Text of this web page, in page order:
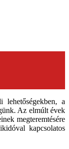
lehetőségekben, a
Az elmúlt évek
megteremtésére
kapcsolatos